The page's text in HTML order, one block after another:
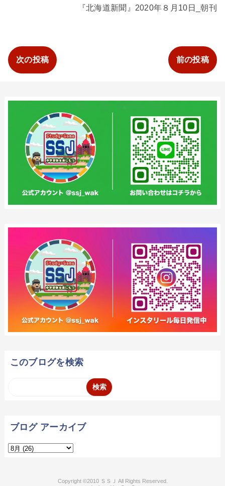
『北海道新聞』2020年８月10日_朝刊
次の投稿 前の投稿
このブログを検索
ブログ アーカイブ
2010 ＳＳＪ